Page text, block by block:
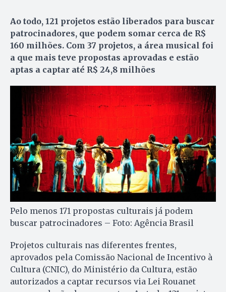
Ao todo, 121 projetos estão liberados para buscar
patrocinadores, que podem somar cerca de R$
160 milhões. Com 37 projetos, a área musical foi
a que mais teve propostas aprovadas e estão
aptas a captar até R$ 24,8 milhões
Pelo menos 171 propostas culturais já podem
buscar patrocinadores – Foto: Agência Brasil
Projetos culturais nas diferentes frentes,
aprovados pela Comissão Nacional de Incentivo à
Cultura (CNIC), do Ministério da Cultura, estão
autorizados a captar recursos via Lei Rouanet